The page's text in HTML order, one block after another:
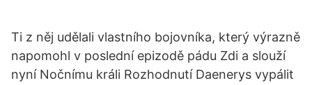
Ti z něj udělali vlastního bojovníka, který výrazně
napomohl v poslední epizodě pádu Zdi a slouží
nyní Nočnímu králi Rozhodnutí Daenerys vypálit